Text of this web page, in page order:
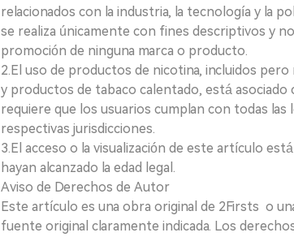
relacionados con la industria, la tecnología y la
se realiza únicamente con fines descriptivos y
promoción de ninguna marca o producto.
2.El uso de productos de nicotina, incluidos
y productos de tabaco calentado, está asociado
requiere que los usuarios cumplan con todas
respectivas jurisdicciones.
3.El acceso o la visualización de este artículo
hayan alcanzado la edad legal.
Aviso de Derechos de Autor
Este artículo es una obra original de 2Firsts o
fuente original claramente indicada. Los